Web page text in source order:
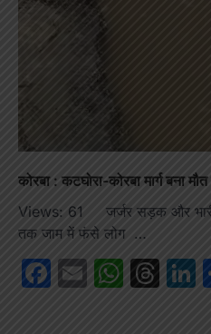
कोरबा : कटघोरा-कोरबा मार्ग बना
Views: 61 जर्जर सड़क और
तक जाम में फंसे लोग …
Facebook
Email